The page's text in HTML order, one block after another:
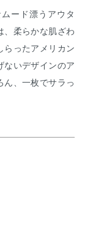
ード漂うアウタ
、柔らかな肌ざわ
らったアメリカン
ないデザインのア
ん、一枚でサラっ